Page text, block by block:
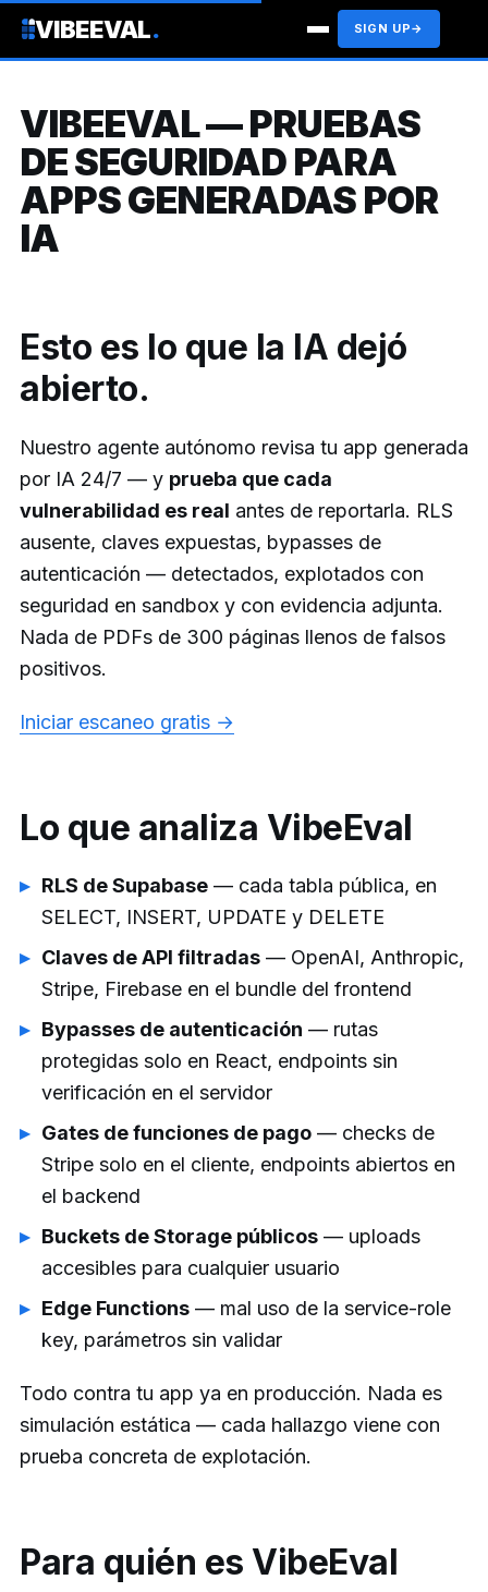
VIBEEVAL. SIGN UP→
VIBEEVAL — PRUEBAS
DE SEGURIDAD PARA
APPS GENERADAS POR
IA
Esto es lo que la IA dejó
abierto.
Nuestro agente autónomo revisa tu app generada
por IA 24/7 — y prueba que cada
vulnerabilidad es real antes de reportarla. RLS
ausente, claves expuestas, bypasses de
autenticación — detectados, explotados con
seguridad en sandbox y con evidencia adjunta.
Nada de PDFs de 300 páginas llenos de falsos
positivos.
Iniciar escaneo gratis →
Lo que analiza VibeEval
RLS de Supabase — cada tabla pública, en
SELECT, INSERT, UPDATE y DELETE
Claves de API filtradas — OpenAI, Anthropic,
Stripe, Firebase en el bundle del frontend
Bypasses de autenticación — rutas
protegidas solo en React, endpoints sin
verificación en el servidor
Gates de funciones de pago — checks de
Stripe solo en el cliente, endpoints abiertos en
el backend
Buckets de Storage públicos — uploads
accesibles para cualquier usuario
Edge Functions — mal uso de la service-role
key, parámetros sin validar
Todo contra tu app ya en producción. Nada es
simulación estática — cada hallazgo viene con
prueba concreta de explotación.
Para quién es VibeEval